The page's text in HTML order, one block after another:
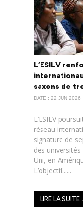
L’ESILV
saxons de
DATE : 22 JUN 2026
L’ESILV
réseau
signature de
des
Uni, en
L’objectif......
LIRE LA SUITE